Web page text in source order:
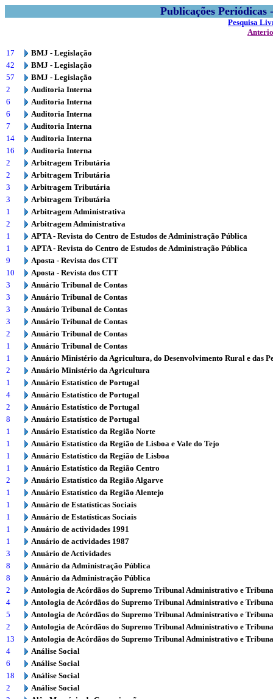
Publicações
Pesquisa
17
BMJ - Legislação
42
BMJ - Legislação
57
BMJ - Legislação
2
Auditoria Interna
6
Auditoria Interna
6
Auditoria Interna
7
Auditoria Interna
14
Auditoria Interna
16
Auditoria Interna
2
Arbitragem Tributária
2
Arbitragem Tributária
3
Arbitragem Tributária
3
Arbitragem Tributária
1
Arbitragem Administrativa
2
Arbitragem Administrativa
1
APTA - Revista do Centro de Estudos de Administração Pública
1
APTA - Revista do Centro de Estudos de Administração Pública
9
Aposta - Revista dos CTT
10
Aposta - Revista dos CTT
3
Anuário Tribunal de Contas
3
Anuário Tribunal de Contas
3
Anuário Tribunal de Contas
3
Anuário Tribunal de Contas
2
Anuário Tribunal de Contas
1
Anuário Tribunal de Contas
1
Anuário Ministério da Agricultura, do Desenvolvimento Rural e das
2
Anuário Ministério da Agricultura
1
Anuário Estatístico de Portugal
4
Anuário Estatístico de Portugal
2
Anuário Estatístico de Portugal
8
Anuário Estatístico de Portugal
1
Anuário Estatístico da Região Norte
1
Anuário Estatístico da Região de Lisboa e Vale do Tejo
1
Anuário Estatístico da Região de Lisboa
1
Anuário Estatístico da Região Centro
2
Anuário Estatístico da Região Algarve
1
Anuário Estatístico da Região Alentejo
1
Anuário de Estatísticas Sociais
1
Anuário de Estatísticas Sociais
1
Anuário de actividades 1991
1
Anuário de actividades 1987
3
Anuário de Actividades
8
Anuário da Administração Pública
8
Anuário da Administração Pública
2
Antologia de Acórdãos do Supremo Tribunal Administrativo e
4
Antologia de Acórdãos do Supremo Tribunal Administrativo e
5
Antologia de Acórdãos do Supremo Tribunal Administrativo e
2
Antologia de Acórdãos do Supremo Tribunal Administrativo e
13
Antologia de Acórdãos do Supremo Tribunal Administrativo e
4
Análise Social
6
Análise Social
18
Análise Social
2
Análise Social